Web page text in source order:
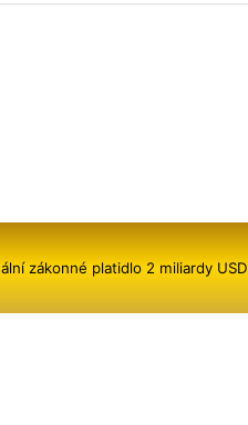
zákonné platidlo 2 miliardy USD